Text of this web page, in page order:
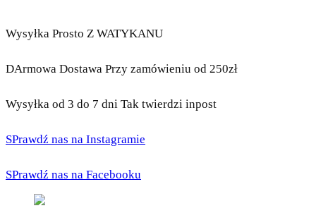
Wysyłka Prosto Z WATYKANU
DArmowa Dostawa Przy zamówieniu od 250zł
Wysyłka od 3 do 7 dni Tak twierdzi inpost
SPrawdź nas na Instagramie
SPrawdź nas na Facebooku